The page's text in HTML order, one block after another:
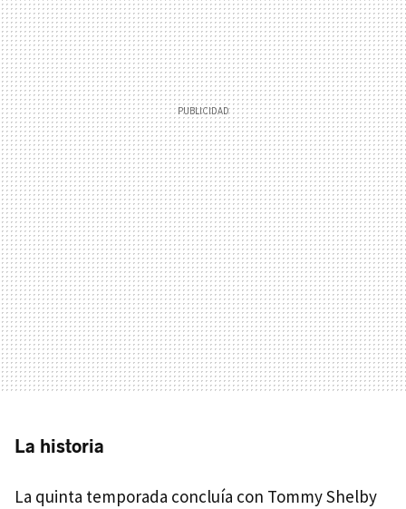
La historia
La quinta temporada concluía con Tommy Shelby